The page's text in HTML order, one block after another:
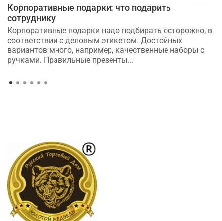
Корпоративные подарки: что подарить
сотруднику
Корпоративные подарки надо подбирать осторожно, в
соответствии с деловым этикетом. Достойных
вариантов много, например, качественные наборы с
ручками. Правильные презенты...